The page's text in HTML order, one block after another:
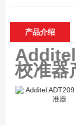
产品介绍
校准器